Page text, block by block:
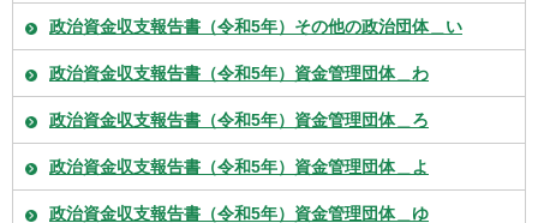
政治資金収支報告書（令和5年）その他の政治団体＿い
政治資金収支報告書（令和5年）資金管理団体＿わ
政治資金収支報告書（令和5年）資金管理団体＿ろ
政治資金収支報告書（令和5年）資金管理団体＿よ
政治資金収支報告書（令和5年）資金管理団体＿ゆ